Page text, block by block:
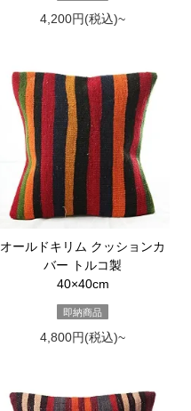
4,200円(税込)~
オールドキリム クッションカ
バー トルコ製
40×40cm
即納商品
4,800円(税込)~